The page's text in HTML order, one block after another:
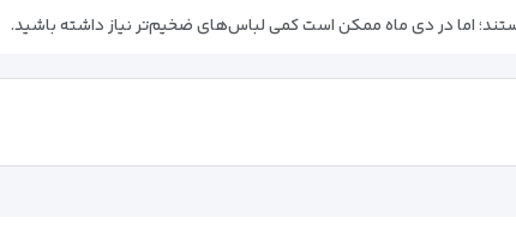
اما در دی ماه ممکن است کمی لباس‌های ضخیم‌تر نیاز داشته باشید.